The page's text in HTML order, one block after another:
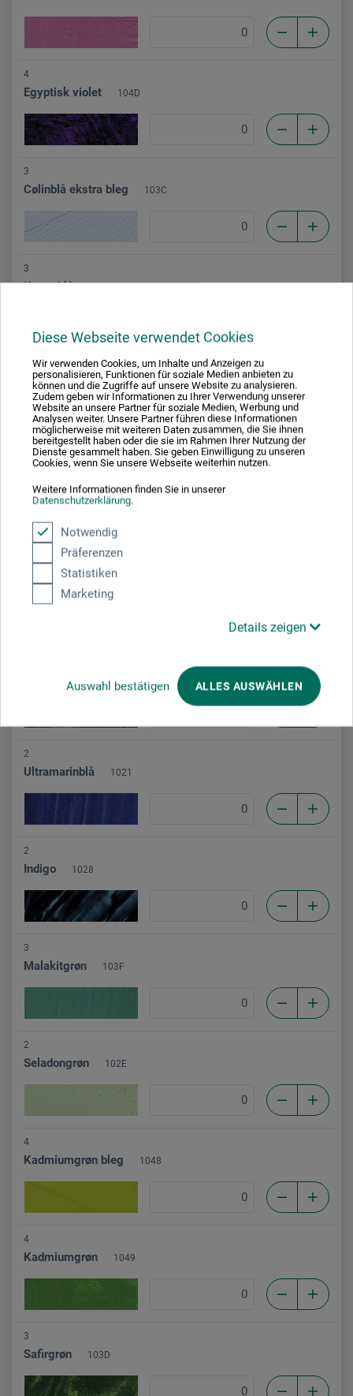
Diese Webseite verwendet Cookies
Wir verwenden Cookies, um Inhalte und Anzeigen zu
personalisieren, Funktionen für soziale Medien anbieten zu
können und die Zugriffe auf unsere Website zu analysieren.
Zudem geben wir Informationen zu Ihrer Verwendung unserer
Website an unsere Partner für soziale Medien, Werbung und
Analysen weiter. Unsere Partner führen diese Informationen
möglicherweise mit weiteren Daten zusammen, die Sie ihnen
bereitgestellt haben oder die sie im Rahmen Ihrer Nutzung der
Dienste gesammelt haben. Sie geben Einwilligung zu unseren
Cookies, wenn Sie unsere Webseite weiterhin nutzen.
Weitere Informationen finden Sie in unserer
Datenschutzerklärung.
Notwendig
Präferenzen
Statistiken
Marketing
Details zeigen
Auswahl bestätigen ALLES AUSWÄHLEN
4
Egyptisk violet 104D
3
Cølinblå ekstra bleg 103C
3
Kongeblå 1036
Azurblå 102A
Koboltblå 1053
2
Ultramarinblå 1021
2
Indigo 1028
3
Malakitgrøn 103F
2
Seladongrøn 102E
4
Kadmiumgrøn bleg 1048
4
Kadmiumgrøn 1049
3
Safirgrøn 103D